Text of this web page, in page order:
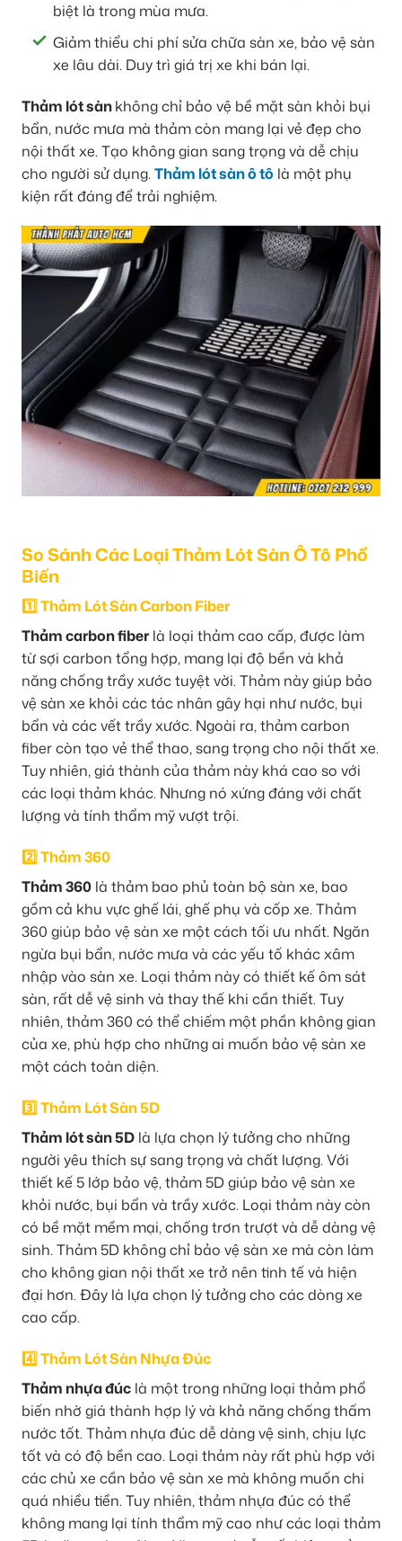
biệt là trong mùa mưa.
Giảm thiểu chi phí sửa chữa sàn xe, bảo vệ sàn
xe lâu dài. Duy trì giá trị xe khi bán lại.
Thảm lót sànkhông chỉ bảo vệ bề mặt sàn khỏi bụi
bẩn, nước mưa mà thảm còn mang lại vẻ đẹp cho
nội thất xe. Tạo không gian sang trọng và dễ chịu
cho người sử dụng.Thảm lót sàn ô tô là một phụ
kiện rất đáng để trải nghiệm.
So Sánh Các Loại Thảm Lót Sàn Ô Tô Phổ
Biến
1️⃣ Thảm Lót Sàn Carbon Fiber
Thảm carbon fiberlà loại thảm cao cấp, được làm
từ sợi carbon tổng hợp, mang lại độ bền và khả
năng chống trầy xước tuyệt vời. Thảm này giúp bảo
vệ sàn xe khỏi các tác nhân gây hại như nước, bụi
bẩn và các vết trầy xước. Ngoài ra, thảm carbon
fiber còn tạo vẻ thể thao, sang trọng cho nội thất xe.
Tuy nhiên, giá thành của thảm này khá cao so với
các loại thảm khác. Nhưng nó xứng đáng với chất
lượng và tính thẩm mỹ vượt trội.
2️⃣ Thảm 360
Thảm 360 là thảm bao phủ toàn bộ sàn xe, bao
gồm cả khu vực ghế lái, ghế phụ và cốp xe. Thảm
360 giúp bảo vệ sàn xe một cách tối ưu nhất. Ngăn
ngừa bụi bẩn, nước mưa và các yếu tố khác xâm
nhập vào sàn xe. Loại thảm này có thiết kế ôm sát
sàn, rất dễ vệ sinh và thay thế khi cần thiết. Tuy
nhiên, thảm 360 có thể chiếm một phần không gian
của xe, phù hợp cho những ai muốn bảo vệ sàn xe
một cách toàn diện.
3️⃣ Thảm Lót Sàn 5D
Thảm lót sàn 5D là lựa chọn lý tưởng cho những
người yêu thích sự sang trọng và chất lượng. Với
thiết kế 5 lớp bảo vệ, thảm 5D giúp bảo vệ sàn xe
khỏi nước, bụi bẩn và trầy xước. Loại thảm này còn
có bề mặt mềm mại, chống trơn trượt và dễ dàng vệ
sinh. Thảm 5D không chỉ bảo vệ sàn xe mà còn làm
cho không gian nội thất xe trở nên tinh tế và hiện
đại hơn. Đây là lựa chọn lý tưởng cho các dòng xe
cao cấp.
4️⃣ Thảm Lót Sàn Nhựa Đúc
Thảm nhựa đúc là một trong những loại thảm phổ
biến nhờ giá thành hợp lý và khả năng chống thấm
nước tốt. Thảm nhựa đúc dễ dàng vệ sinh, chịu lực
tốt và có độ bền cao. Loại thảm này rất phù hợp với
các chủ xe cần bảo vệ sàn xe mà không muốn chi
quá nhiều tiền. Tuy nhiên, thảm nhựa đúc có thể
không mang lại tính thẩm mỹ cao như các loại thảm